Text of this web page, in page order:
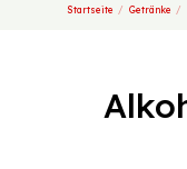
Startseite Getränke